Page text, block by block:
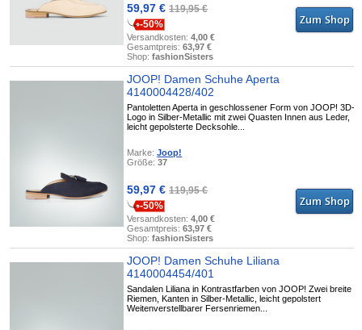
59,97 €119,95 €
-50%
Versandkosten:4,00 €
Gesamtpreis:63,97 €
Shop:fashionSisters
JOOP! Damen Schuhe Aperta
4140004428/402
Pantoletten Aperta in geschlossener Form von JOOP! 3D-
Logo in Silber-Metallic mit zwei Quasten Innen aus Leder,
leicht gepolsterte Decksohle...
Marke:Joop!
Größe:37
59,97 €119,95 €
-50%
Versandkosten:4,00 €
Gesamtpreis:63,97 €
Shop:fashionSisters
JOOP! Damen Schuhe Liliana
4140004454/401
Sandalen Liliana in Kontrastfarben von JOOP! Zwei breite
Riemen, Kanten in Silber-Metallic, leicht gepolstert
Weitenverstellbarer Fersenriemen...